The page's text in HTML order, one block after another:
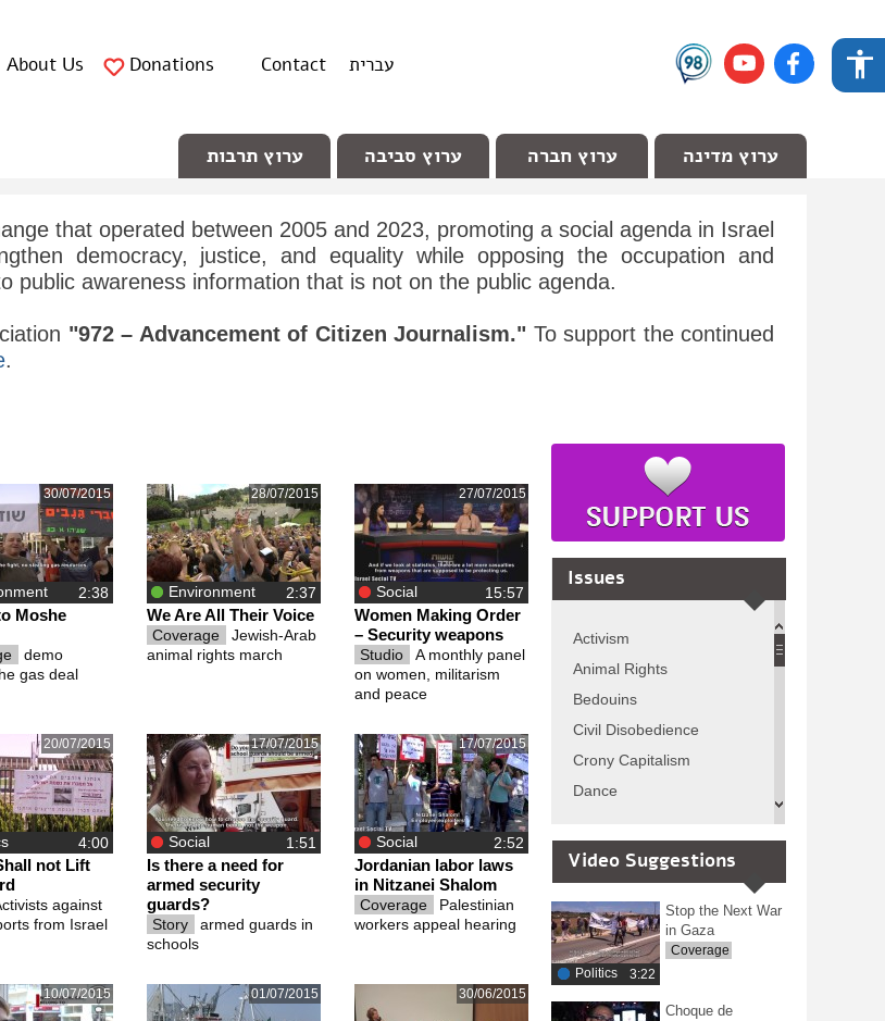
עברית Contact
Donations
About Us
ערוץ מדינה ערוץ חברה ערוץ סביבה ערוץ תרבות
that operated between 2005 and 2023, promoting a social agenda in Israel
democracy, justice, and equality while opposing the occupation and
public awareness information that is not on the public agenda.
"972 – Advancement of Citizen Journalism." To support the continued
.
30/07/2015
Moshe
demo
gas deal
28/07/2015
Environment
We Are All Their Voice
Coverage
Jewish-Arab
animal rights march
27/07/2015
Social
Women Making Order
– Security weapons
Studio
A monthly panel
on women, militarism
and peace
20/07/2015
not Lift
against
from Israel
17/07/2015
Social
Is there a need for
armed security
guards?
Story
armed guards in
schools
17/07/2015
Social
Jordanian labor laws
in Nitzanei Shalom
Coverage
Palestinian
workers appeal hearing
10/07/2015 01/07/2015 30/06/2015
Issues
Activism
Animal Rights
Bedouins
Civil Disobedience
Crony Capitalism
Dance
Education
Employment
Environment
False Consciousness
Gallery
Gaza War
Video Suggestions
Politics ‎3:22
Stop the Next War
in Gaza
Coverage
Choque de